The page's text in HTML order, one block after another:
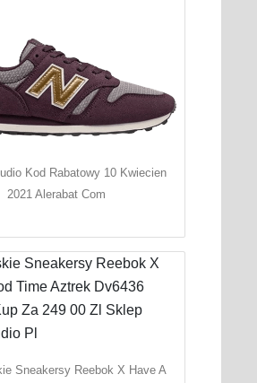
Kod Rabatowy 10 Kwiecien
2021 Alerabat Com
Sneakersy Reebok X Have A